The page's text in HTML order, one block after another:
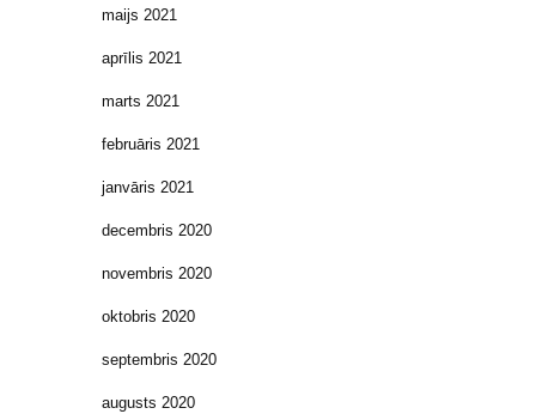
maijs 2021
aprīlis 2021
marts 2021
februāris 2021
janvāris 2021
decembris 2020
novembris 2020
oktobris 2020
septembris 2020
augusts 2020